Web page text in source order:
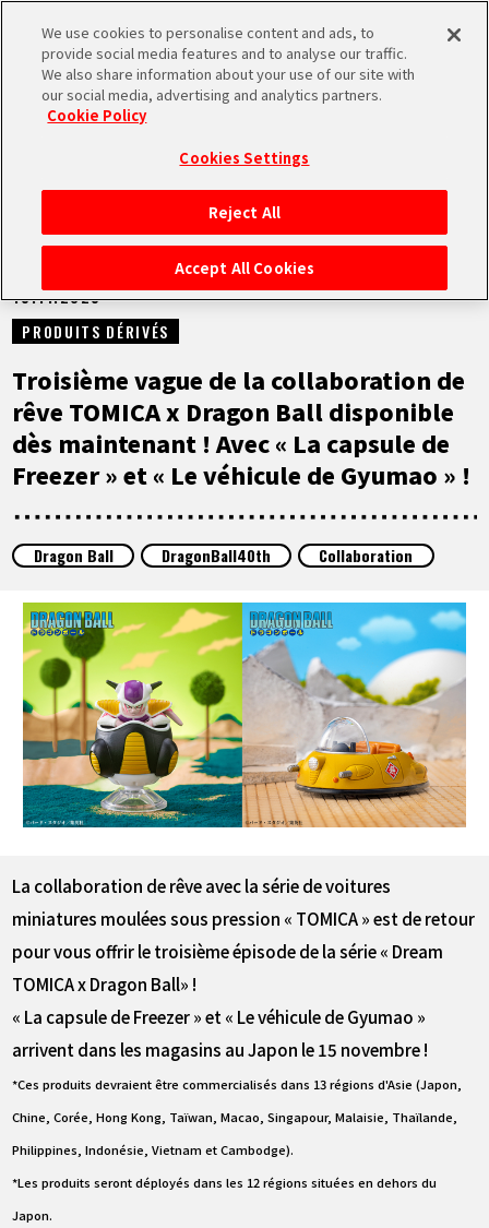
MEN
ACCUEIL
NEWS
À NE PAS MANQUER
VIDÉOS
À PROPOS
LANGUAGE
JP
EN FR DE ES
NEWS
15.11.2025
PRODUITS DÉRIVÉS
Troisième vague de la collaboration de
rêve TOMICA x Dragon Ball disponible
dès maintenant ! Avec « La capsule de
Freezer » et « Le véhicule de Gyumao » !
Dragon Ball DragonBall40th Collaboration
La collaboration de rêve avec la série de voitures
miniatures moulées sous pression « TOMICA » est de retour
pour vous offrir le troisième épisode de la série « Dream
TOMICA x Dragon Ball» !
« La capsule de Freezer » et « Le véhicule de Gyumao »
arrivent dans les magasins au Japon le 15 novembre !
*Ces produits devraient être commercialisés dans 13 régions d'Asie (Japon,
Chine, Corée, Hong Kong, Taïwan, Macao, Singapour, Malaisie, Thaïlande,
Philippines, Indonésie, Vietnam et Cambodge).
*Les produits seront déployés dans les 12 régions situées en dehors du
Japon.
We use cookies to personalise content and ads, to
provide social media features and to analyse our traffic.
We also share information about your use of our site with
our social media, advertising and analytics partners.
Cookie Policy
Cookies Settings
Reject All
Accept All Cookies